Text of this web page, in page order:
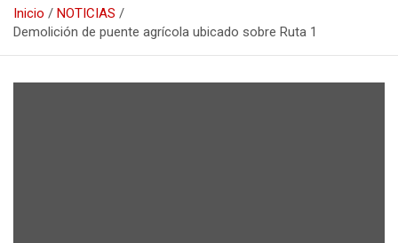
Inicio
NOTICIAS
Demolición de puente agrícola ubicado sobre Ruta 1